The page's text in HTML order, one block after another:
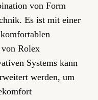
von Form
Es ist mit einer
von Rolex
Systems kann
werden, um